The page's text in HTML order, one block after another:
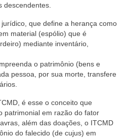
descendentes.
que define a herança como
material (espólio) que é
mediante inventário,
o patrimônio (bens e
pessoa, por sua morte, transfere
é esse o conceito que
patrimonial em razão do fator
além das doações, o ITCMD
do falecido (de cujus) em